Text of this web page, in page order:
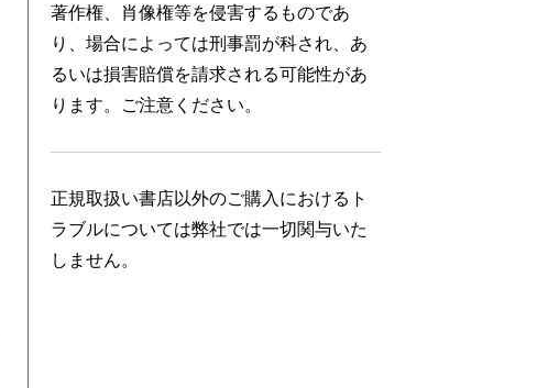
著作権、肖像権等を侵害するものであ
り、場合によっては刑事罰が科され、あ
るいは損害賠償を請求される可能性があ
ります。ご注意ください。
正規取扱い書店以外のご購入におけるト
ラブルについては弊社では一切関与いた
しません。